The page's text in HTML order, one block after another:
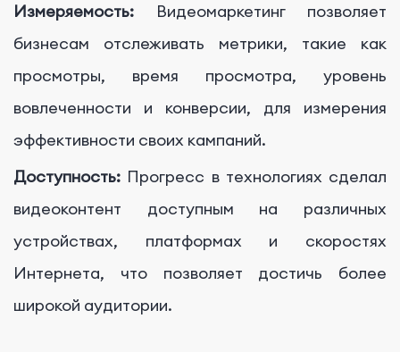
Измеряемость: Видеомаркетинг позволяет
бизнесам отслеживать метрики, такие как
просмотры, время просмотра, уровень
вовлеченности и конверсии, для измерения
эффективности своих кампаний.
Доступность: Прогресс в технологиях сделал
видеоконтент доступным на различных
устройствах, платформах и скоростях
Интернета, что позволяет достичь более
широкой аудитории.